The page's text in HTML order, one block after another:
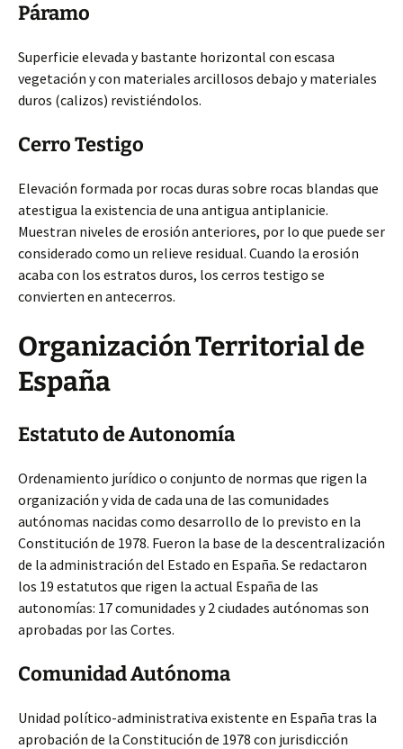
Páramo
Superficie elevada y bastante horizontal con escasa
vegetación y con materiales arcillosos debajo y materiales
duros (calizos) revistiéndolos.
Cerro Testigo
Elevación formada por rocas duras sobre rocas blandas que
atestigua la existencia de una antigua antiplanicie.
Muestran niveles de erosión anteriores, por lo que puede ser
considerado como un relieve residual. Cuando la erosión
acaba con los estratos duros, los cerros testigo se
convierten en antecerros.
Organización Territorial de
España
Estatuto de Autonomía
Ordenamiento jurídico o conjunto de normas que rigen la
organización y vida de cada una de las comunidades
autónomas nacidas como desarrollo de lo previsto en la
Constitución de 1978. Fueron la base de la descentralización
de la administración del Estado en España. Se redactaron
los 19 estatutos que rigen la actual España de las
autonomías: 17 comunidades y 2 ciudades autónomas son
aprobadas por las Cortes.
Comunidad Autónoma
Unidad político-administrativa existente en España tras la
aprobación de la Constitución de 1978 con jurisdicción